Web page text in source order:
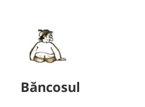
Băncosul